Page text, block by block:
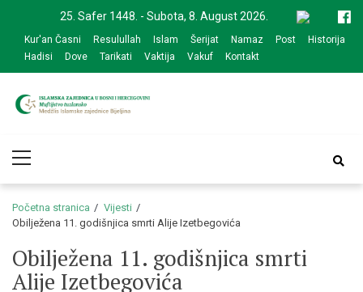
navigation
content
25. Safer 1448. - Subota, 8. August 2026.
Kur'an Časni Resulullah Islam Šerijat Namaz Post
Historija
Hadisi
Dove Tarikati Vaktija Vakuf Kontakt
zajednice Bijeljina
Menu
Početna stranica
Vijesti
Obilježena 11. godišnjica smrti Alije Izetbegovića
Obilježena 11. godišnjica smrti
Alije Izetbegovića